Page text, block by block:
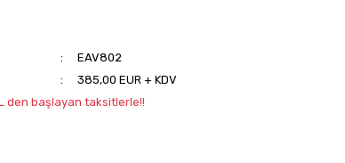
EAV802
385,00 EUR + KDV
den başlayan taksitlerle!!